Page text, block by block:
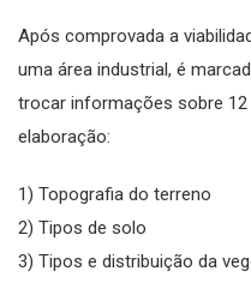
Após comprovada a
uma área industrial, é
trocar informações sobre
elaboração:
1) Topografia do terreno
2) Tipos de solo
3) Tipos e distribuição da